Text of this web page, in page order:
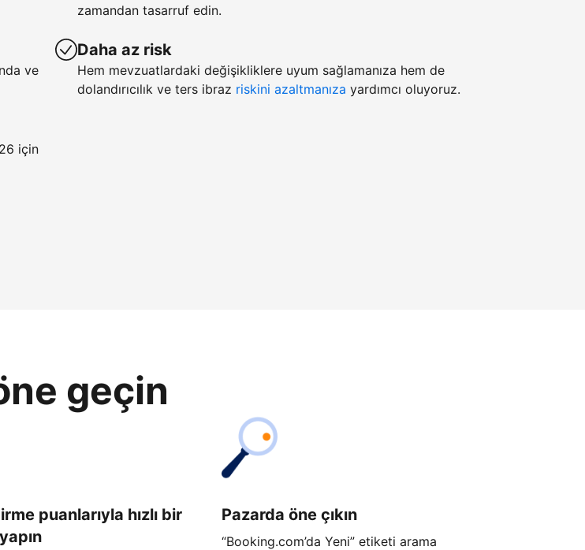
ve
için
zamandan tasarruf edin.
Daha az risk
Hem mevzuatlardaki değişikliklere uyum sağlamanıza hem de
dolandırıcılık ve ters ibraz riskini azaltmanıza yardımcı oluyoruz.
geçin
puanlarıyla hızlı bir
Pazarda öne çıkın
“Booking.com’da Yeni” etiketi arama